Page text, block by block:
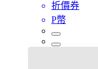
折價券
P幣